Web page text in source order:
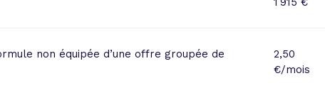
non équipée d’une offre groupée de
2,50
€/mois